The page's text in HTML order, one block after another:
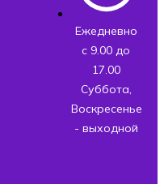
Ежедневно
с 9.00 до
17.00
Суббота,
Воскресенье
- выходной